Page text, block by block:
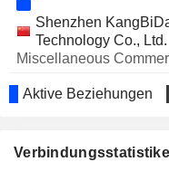
Shenzhen
Technology Co., Ltd.
Miscellaneous
Beijing Kehua
Aktive Beziehungen